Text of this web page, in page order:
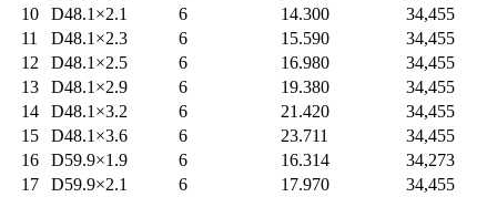
10
D48.1×2.1 6 14.300
34,455
11
D48.1×2.3 6 15.590
34,455
12
D48.1×2.5 6 16.980
34,455
13
D48.1×2.9 6 19.380
34,455
14
D48.1×3.2 6 21.420
34,455
15
D48.1×3.6 6 23.711
34,455
16
D59.9×1.9 6 16.314
34,273
17
D59.9×2.1 6 17.970 34,455